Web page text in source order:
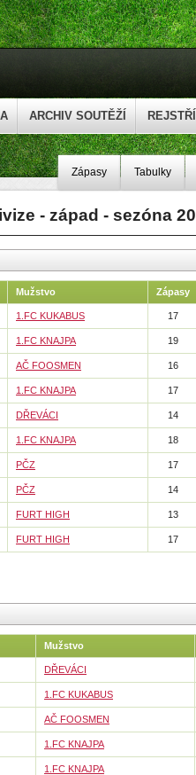
ARCHIV SOUTĚŽÍ
Zápasy Tabulky
- západ - sezóna
Mužstvo Zápasy
1.FC KUKABUS 17
1.FC KNAJPA 19
AČ FOOSMEN 16
1.FC KNAJPA 17
DŘEVÁCI 14
1.FC KNAJPA 18
PČZ 17
PČZ 14
FURT HIGH 13
FURT HIGH 17
Mužstvo
DŘEVÁCI
1.FC KUKABUS
AČ FOOSMEN
1.FC KNAJPA
1.FC KNAJPA